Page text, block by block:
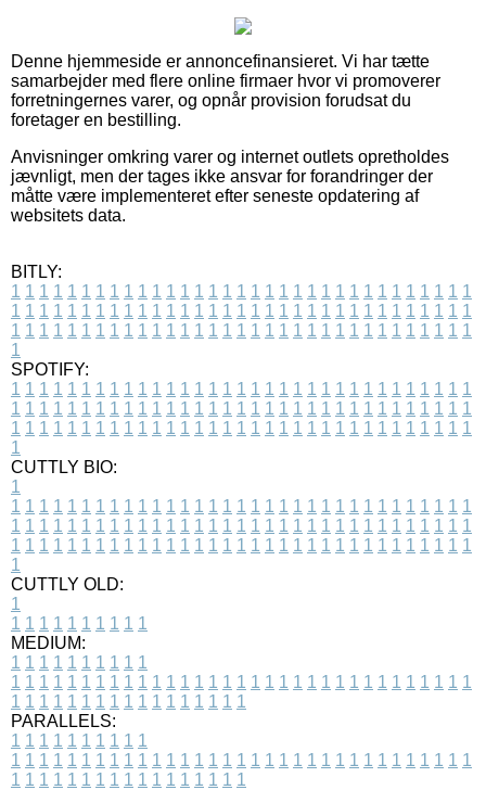
Denne hjemmeside er annoncefinansieret. Vi har tætte
samarbejder med flere online firmaer hvor vi promoverer
forretningernes varer, og opnår provision forudsat du
foretager en bestilling.
Anvisninger omkring varer og internet outlets opretholdes
jævnligt, men der tages ikke ansvar for forandringer der
måtte være implementeret efter seneste opdatering af
websitets data.
BITLY:
1 1 1 1 1 1 1 1 1 1 1 1 1 1 1 1 1 1 1 1 1 1 1 1 1 1 1 1 1 1 1 1 1
1 1 1 1 1 1 1 1 1 1 1 1 1 1 1 1 1 1 1 1 1 1 1 1 1 1 1 1 1 1 1 1 1
1 1 1 1 1 1 1 1 1 1 1 1 1 1 1 1 1 1 1 1 1 1 1 1 1 1 1 1 1 1 1 1 1
1
SPOTIFY:
1 1 1 1 1 1 1 1 1 1 1 1 1 1 1 1 1 1 1 1 1 1 1 1 1 1 1 1 1 1 1 1 1
1 1 1 1 1 1 1 1 1 1 1 1 1 1 1 1 1 1 1 1 1 1 1 1 1 1 1 1 1 1 1 1 1
1 1 1 1 1 1 1 1 1 1 1 1 1 1 1 1 1 1 1 1 1 1 1 1 1 1 1 1 1 1 1 1 1
1
CUTTLY BIO:
1
1 1 1 1 1 1 1 1 1 1 1 1 1 1 1 1 1 1 1 1 1 1 1 1 1 1 1 1 1 1 1 1 1
1 1 1 1 1 1 1 1 1 1 1 1 1 1 1 1 1 1 1 1 1 1 1 1 1 1 1 1 1 1 1 1 1
1 1 1 1 1 1 1 1 1 1 1 1 1 1 1 1 1 1 1 1 1 1 1 1 1 1 1 1 1 1 1 1 1
1
CUTTLY OLD:
1
1 1 1 1 1 1 1 1 1 1
MEDIUM:
1 1 1 1 1 1 1 1 1 1
1 1 1 1 1 1 1 1 1 1 1 1 1 1 1 1 1 1 1 1 1 1 1 1 1 1 1 1 1 1 1 1 1
1 1 1 1 1 1 1 1 1 1 1 1 1 1 1 1 1
PARALLELS:
1 1 1 1 1 1 1 1 1 1
1 1 1 1 1 1 1 1 1 1 1 1 1 1 1 1 1 1 1 1 1 1 1 1 1 1 1 1 1 1 1 1 1
1 1 1 1 1 1 1 1 1 1 1 1 1 1 1 1 1